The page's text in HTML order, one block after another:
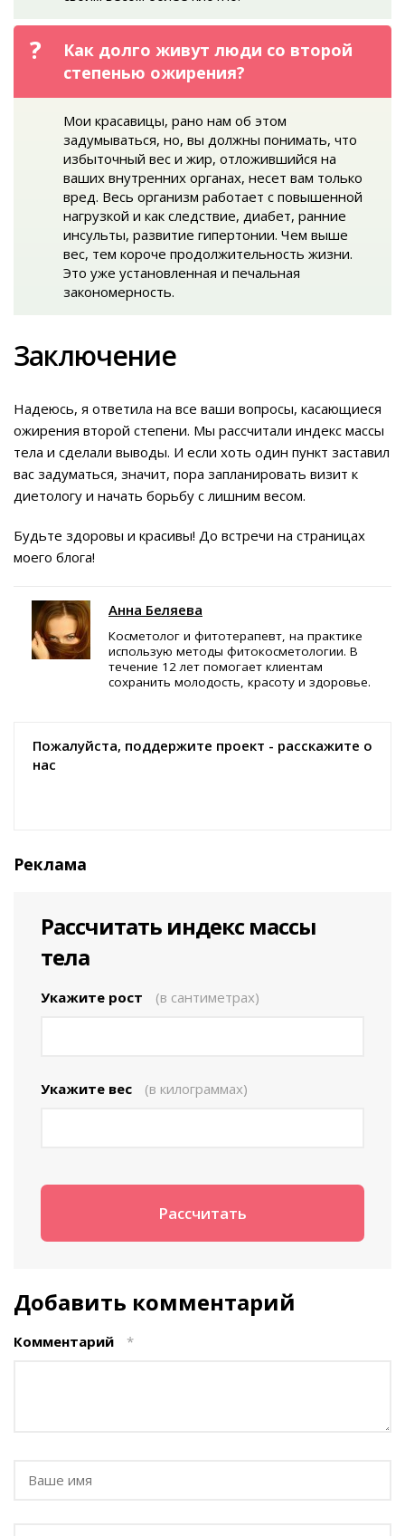
Как долго живут люди со второй
степенью ожирения?
Мои красавицы, рано нам об этом
задумываться, но, вы должны понимать, что
избыточный вес и жир, отложившийся на
ваших внутренних органах, несет вам только
вред. Весь организм работает с повышенной
нагрузкой и как следствие, диабет, ранние
инсульты, развитие гипертонии. Чем выше
вес, тем короче продолжительность жизни.
Это уже установленная и печальная
закономерность.
Заключение
Надеюсь, я ответила на все ваши вопросы, касающиеся
ожирения второй степени. Мы рассчитали индекс массы
тела и сделали выводы. И если хоть один пункт заставил
вас задуматься, значит, пора запланировать визит к
диетологу и начать борьбу с лишним весом.
Будьте здоровы и красивы! До встречи на страницах
моего блога!
Анна Беляева
Косметолог и фитотерапевт, на практике
использую методы фитокосметологии. В
течение 12 лет помогает клиентам
сохранить молодость, красоту и здоровье.
Пожалуйста, поддержите проект - расскажите о
нас
Реклама
Рассчитать индекс массы
тела
Укажите рост (в сантиметрах)
Укажите вес (в килограммах)
Добавить комментарий
Комментарий *